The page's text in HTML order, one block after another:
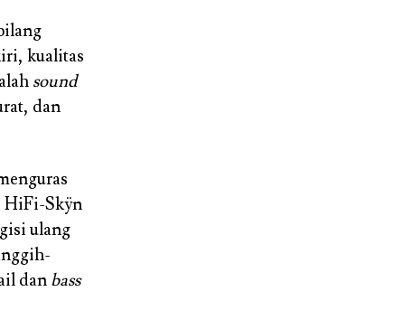
kualitas
sound
dan
HiFi-Skÿn
ulang
dan bass